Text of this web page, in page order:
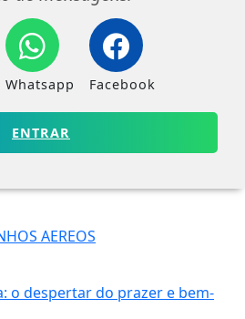
Whatsapp Facebook
ENTRAR